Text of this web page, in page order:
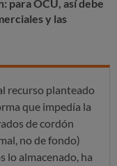
para OCU, así debe
y las
recurso planteado
que impedía la
de cordón
no de fondo)
lo almacenado, ha